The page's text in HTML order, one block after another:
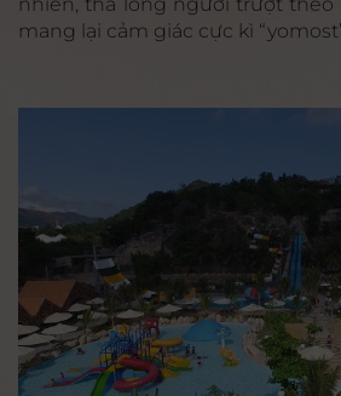
mang lại cảm giác cực kì